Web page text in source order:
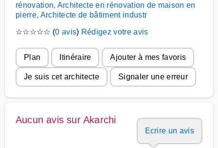
rénovation, Architecte en rénovation de maison en
pierre, Architecte de bâtiment industr
☆☆☆☆☆ (0 avis) Rédigez votre avis
Plan Itinéraire Ajouter à mes favoris
Je suis cet architecte Signaler une erreur
Aucun avis sur Akarchi
Ecrire un avis